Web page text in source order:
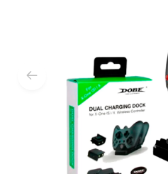
Gaming